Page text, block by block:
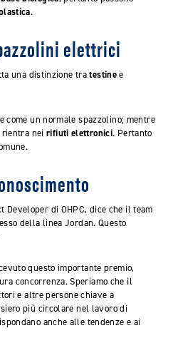
.
elettrici
una distinzione tratestinee
come un normale spazzolino; mentre
rientra neirifiuti elettronici. Pertanto
Developer di OHPC, dice che il team
della linea Jordan. Questo
questo importante premio,
concorrenza. Speriamo che il
e altre persone chiave a
più circolare nel lavoro di
anche alle tendenze e ai